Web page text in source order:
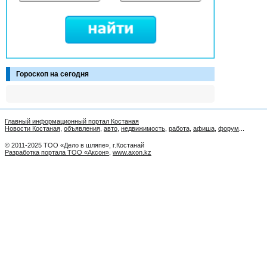
Гороскоп на сегодня
Главный информационный портал Костаная
Новости Костаная объявления авто недвижимость работа афиша форум
© 2011-2025 ТОО «Дело в шляпе», г.Костанай
Разработка портала ТОО «Аксон» www.axon.kz